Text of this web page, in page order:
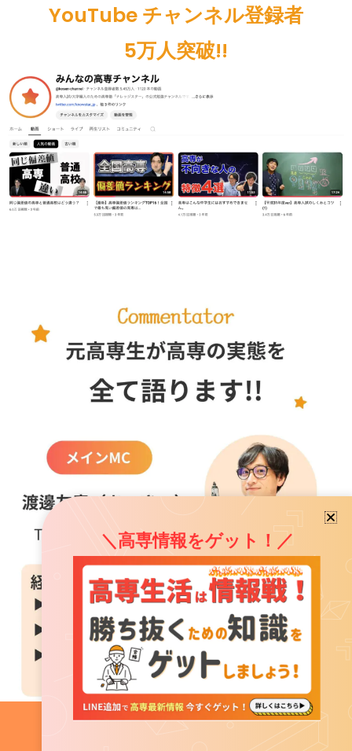
YouTube チャンネル登録者
5万人突破!!
＼ 無料配布! ／
＼高専情報をゲット！／